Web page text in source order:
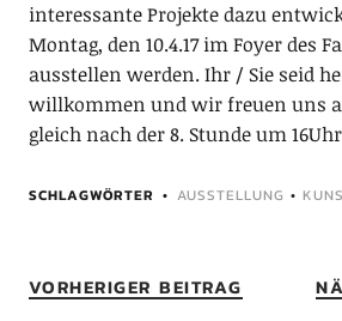
interessante Projekte dazu
Montag, den 10.4.17 im Foyer des
ausstellen werden. Ihr / Sie seid
willkommen und wir freuen uns
gleich nach der 8. Stunde um
SCHLAGWÖRTER AUSSTELLUNG •
VORHERIGER BEITRAG